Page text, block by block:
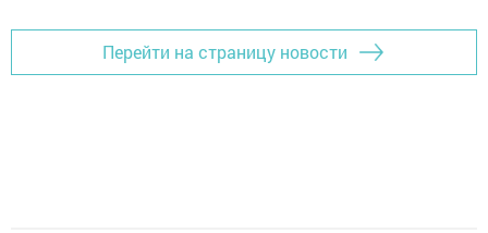
Перейти на страницу новости